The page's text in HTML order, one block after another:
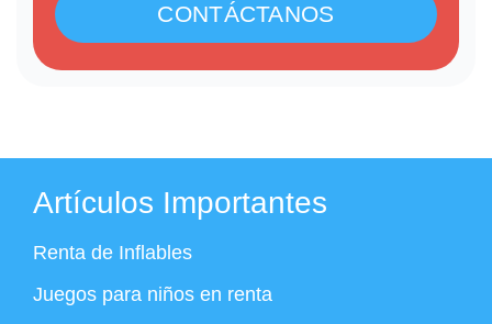
CONTÁCTANOS
Artículos Importantes
Renta de Inflables
Juegos para niños en renta